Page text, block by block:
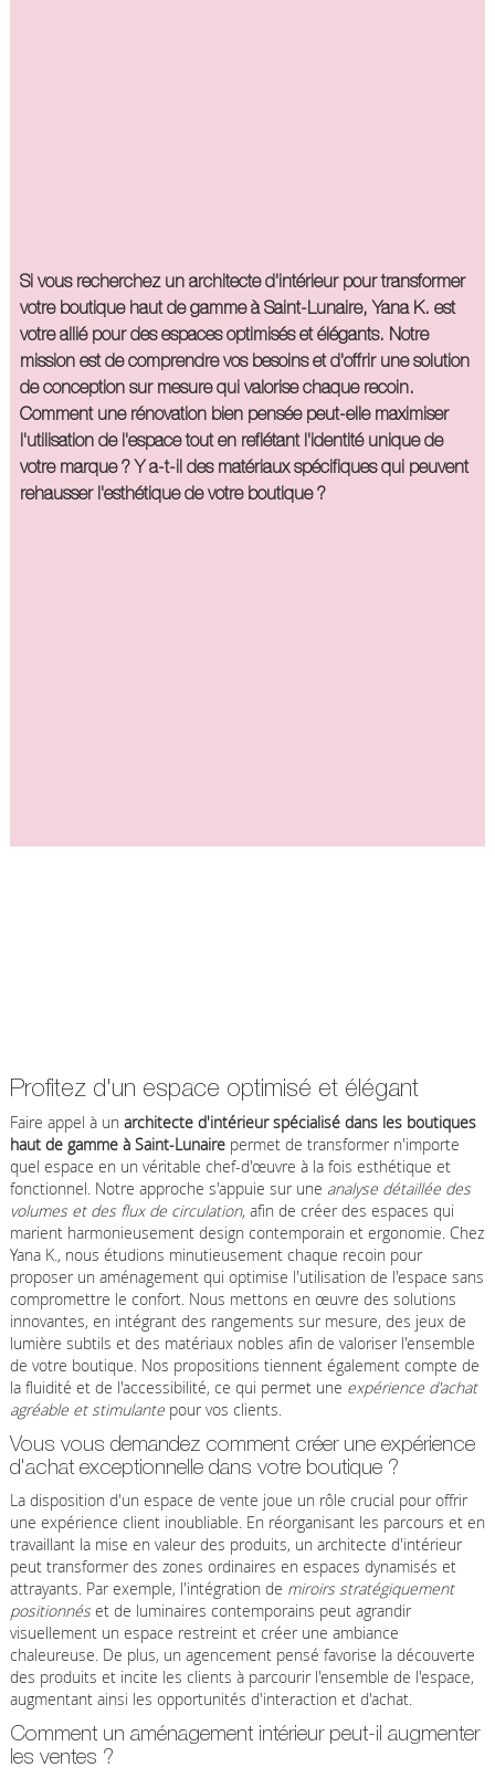
Si vous recherchez un architecte d'intérieur pour transformer
votre boutique haut de gamme à Saint-Lunaire, Yana K. est
votre allié pour des espaces optimisés et élégants. Notre
mission est de comprendre vos besoins et d'offrir une solution
de conception sur mesure qui valorise chaque recoin.
Comment une rénovation bien pensée peut-elle maximiser
l'utilisation de l'espace tout en reflétant l'identité unique de
votre marque ? Y a-t-il des matériaux spécifiques qui peuvent
rehausser l'esthétique de votre boutique ?
Profitez d'un espace optimisé et élégant
Faire appel à un architecte d'intérieur spécialisé dans les boutiques
haut de gamme à Saint-Lunairepermet de transformer n'importe
quel espace en un véritable chef-d'œuvre à la fois esthétique et
fonctionnel. Notre approche s'appuie sur une analyse détaillée des
volumes et des flux de circulation, afin de créer des espaces qui
marient harmonieusement design contemporain et ergonomie. Chez
Yana K., nous étudions minutieusement chaque recoin pour
proposer un aménagement qui optimise l'utilisation de l'espace sans
compromettre le confort. Nous mettons en œuvre des solutions
innovantes, en intégrant des rangements sur mesure, des jeux de
lumière subtils et des matériaux nobles afin de valoriser l'ensemble
de votre boutique. Nos propositions tiennent également compte de
la fluidité et de l'accessibilité, ce qui permet une expérience d'achat
agréable et stimulantepour vos clients.
Vous vous demandez comment créer une expérience
d'achat exceptionnelle dans votre boutique ?
La disposition d'un espace de vente joue un rôle crucial pour offrir
une expérience client inoubliable. En réorganisant les parcours et en
travaillant la mise en valeur des produits, un architecte d'intérieur
peut transformer des zones ordinaires en espaces dynamisés et
attrayants. Par exemple, l'intégration de miroirs stratégiquement
positionnéset de luminaires contemporains peut agrandir
visuellement un espace restreint et créer une ambiance
chaleureuse. De plus, un agencement pensé favorise la découverte
des produits et incite les clients à parcourir l'ensemble de l'espace,
augmentant ainsi les opportunités d'interaction et d'achat.
Comment un aménagement intérieur peut-il augmenter
les ventes ?